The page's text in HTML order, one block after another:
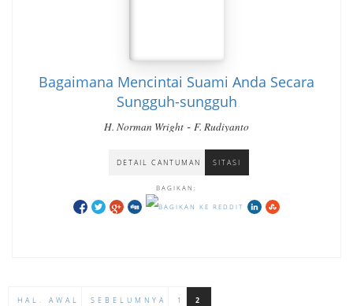
Bagaimana Mencintai Suami Anda Secara
Sungguh-sungguh
H. Norman Wright - F. Rudiyanto
DETAIL CANTUMAN SITASI
BAGIKAN:
HAL. AWAL SEBELUMNYA 1 2